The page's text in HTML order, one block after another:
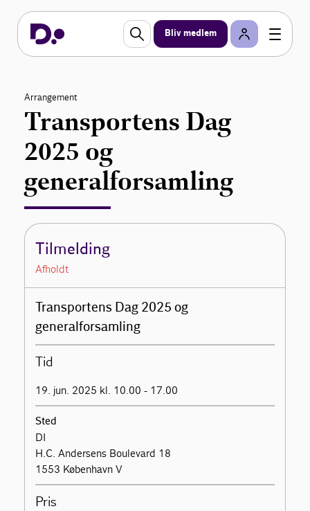
Bliv medlem
Arrangement
Transportens Dag
2025 og
generalforsamling
Tilmelding
Afholdt
Transportens Dag 2025 og
generalforsamling
Tid
19. jun. 2025 kl. 10.00 - 17.00
Sted
DI
H.C. Andersens Boulevard 18
1553 København V
Pris